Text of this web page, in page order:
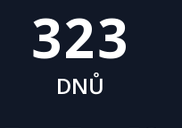
323
DNŮ